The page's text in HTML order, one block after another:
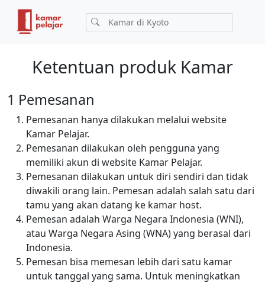
Ketentuan produk Kamar
1 Pemesanan
Pemesanan hanya dilakukan melalui website
Kamar Pelajar.
Pemesanan dilakukan oleh pengguna yang
memiliki akun di website Kamar Pelajar.
Pemesanan dilakukan untuk diri sendiri dan tidak
diwakili orang lain. Pemesan adalah salah satu dari
tamu yang akan datang ke kamar host.
Pemesan adalah Warga Negara Indonesia (WNI),
atau Warga Negara Asing (WNA) yang berasal dari
Indonesia.
Pemesan bisa memesan lebih dari satu kamar
untuk tanggal yang sama. Untuk meningkatkan